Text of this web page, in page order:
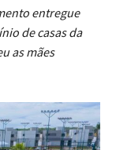
entregue
de casas da
as mães